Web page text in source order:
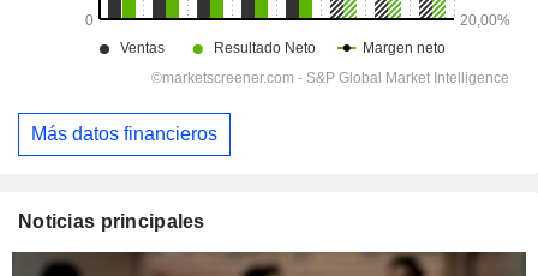
Más datos financieros
Noticias principales